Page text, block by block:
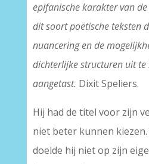
epifanische karakter van
dit soort poëtische teksten
nuancering en de
dichterlijke structuren uit te
aangetast. Dixit Speliers.
Hij had de titel voor zijn
niet beter kunnen
doelde hij niet op zijn